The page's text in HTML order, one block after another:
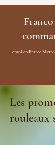
envoi en France
Les
rouleaux